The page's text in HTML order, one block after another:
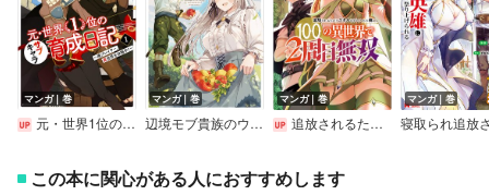
マンガ｜巻
元・世界1位のサブキャラ育成日記 ～廃プレイヤー、異世界を攻略中！～
マンガ｜巻
辺境モブ貴族のウチに嫁いできた悪役令嬢が、めちゃくちゃできる良い嫁なんだが？
マンガ｜巻
追放されるたびにスキルを手に入れた俺が、100の異世界で2周目無双【電子単行本】
マンガ｜巻
この本に関心がある人におすすめします